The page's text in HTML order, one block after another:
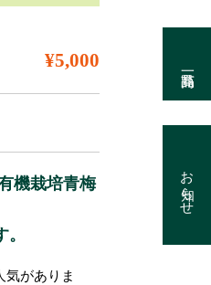
¥5,000
機栽培青梅
気がありま
お知らせ